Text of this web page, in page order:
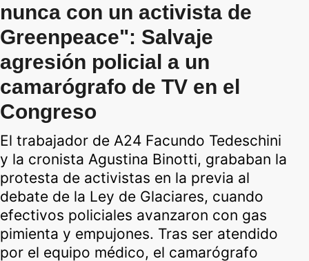
nunca con un activista de
Greenpeace": Salvaje
agresión policial a un
camarógrafo de TV en el
Congreso
El trabajador de A24 Facundo Tedeschini
y la cronista Agustina Binotti, grababan la
protesta de activistas en la previa al
debate de la Ley de Glaciares, cuando
efectivos policiales avanzaron con gas
pimienta y empujones. Tras ser atendido
por el equipo médico, el camarógrafo